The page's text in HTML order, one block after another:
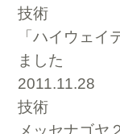
技術
「ハイウェイ
ました
2011.11.28
技術